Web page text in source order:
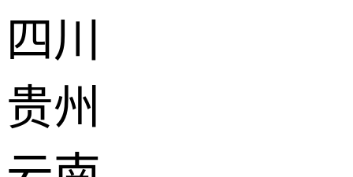
四川
贵州